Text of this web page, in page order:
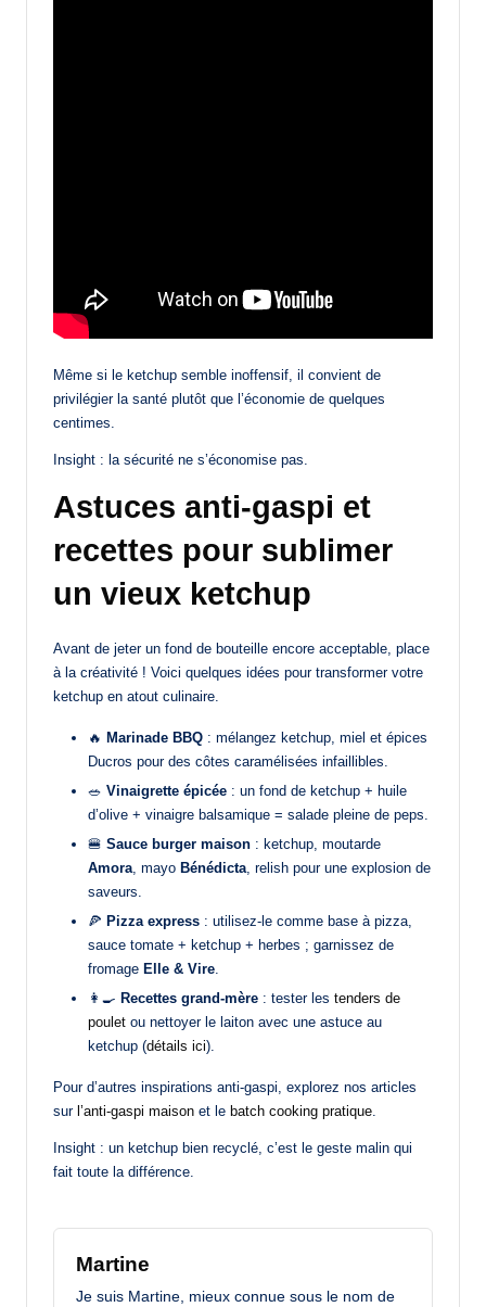
Même si le ketchup semble inoffensif, il convient de
privilégier la santé plutôt que l’économie de quelques
centimes.
Insight : la sécurité ne s’économise pas.
Astuces anti-gaspi et
recettes pour sublimer
un vieux ketchup
Avant de jeter un fond de bouteille encore acceptable, place
à la créativité ! Voici quelques idées pour transformer votre
ketchup en atout culinaire.
🔥 Marinade BBQ : mélangez ketchup, miel et épices
Ducros pour des côtes caramélisées infaillibles.
🥗 Vinaigrette épicée : un fond de ketchup + huile
d’olive + vinaigre balsamique = salade pleine de peps.
🍔 Sauce burger maison : ketchup, moutarde
Amora , mayo Bénédicta , relish pour une explosion de
saveurs.
🍕 Pizza express : utilisez-le comme base à pizza,
sauce tomate + ketchup + herbes ; garnissez de
fromage Elle & Vire
👩‍🍳 Recettes grand-mère : tester les tenders de
poulet ou nettoyer le laiton avec une astuce au
ketchup (détails ici).
Pour d’autres inspirations anti-gaspi, explorez nos articles
sur l’anti-gaspi maison et le batch cooking pratique
Insight : un ketchup bien recyclé, c’est le geste malin qui
fait toute la différence.
Martine
Je suis Martine, mieux connue sous le nom de